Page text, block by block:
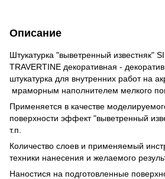
Описание
Штукатурка "выветренный известняк"
TRAVERTINE декоративная -
штукатурка для внутренних работ на
мраморным наполнителем мелкого
Применяется в качестве
поверхности эффект "выветренный
т.п.
Количество слоев и применяемый
техники нанесения и желаемого
Наностися на подготовленные